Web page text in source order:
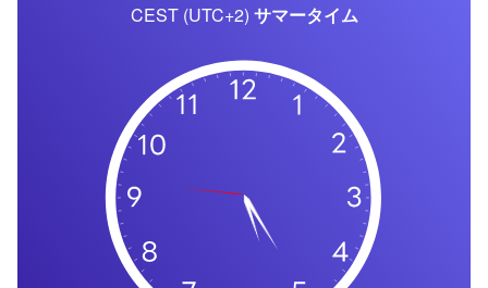
CEST (UTC+2) サマータイム